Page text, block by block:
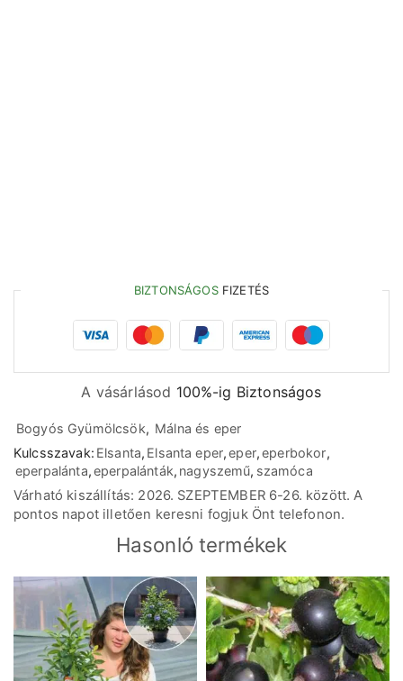
BIZTONSÁGOSFIZETÉS
A vásárlásod 100%-ig Biztonságos
Bogyós Gyümölcsök, Málna és eper
Kulcsszavak: Elsanta, Elsanta eper,eper,eperbokor,
eperpalánta,eperpalánták, nagyszemű, szamóca
Várható kiszállítás: 2026. SZEPTEMBER 6-26. között. A
pontos napot illetően keresni fogjuk Önt telefonon.
Hasonló termékek